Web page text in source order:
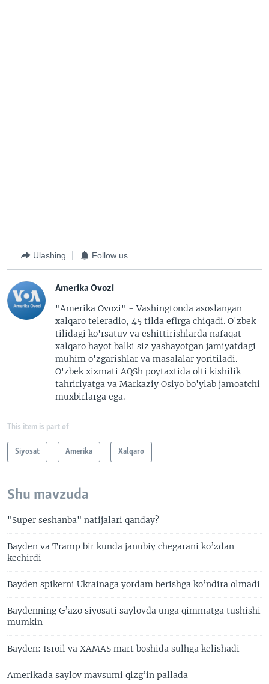
Ulashing Follow us
Amerika Ovozi
"Amerika Ovozi" - Vashingtonda asoslangan
xalqaro teleradio, 45 tilda efirga chiqadi. O'zbek
tilidagi ko'rsatuv va eshittirishlarda nafaqat
xalqaro hayot balki siz yashayotgan jamiyatdagi
muhim o'zgarishlar va masalalar yoritiladi.
O'zbek xizmati AQSh poytaxtida olti kishilik
tahririyatga va Markaziy Osiyo bo'ylab jamoatchi
muxbirlarga ega.
This item is part of
Siyosat Amerika Xalqaro
Shu mavzuda
"Super seshanba" natijalari qanday?
Bayden va Tramp bir kunda janubiy chegarani ko’zdan
kechirdi
Bayden spikerni Ukrainaga yordam berishga ko’ndira olmadi
Baydenning G’azo siyosati saylovda unga qimmatga tushishi
mumkin
Bayden: Isroil va XAMAS mart boshida sulhga kelishadi
Amerikada saylov mavsumi qizg’in pallada